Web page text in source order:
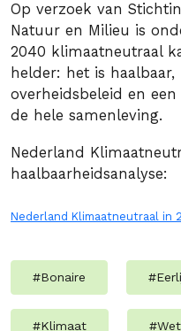
Op verzoek van
Natuur en Milieu is
2040 klimaatneutraal
helder: het is
overheidsbeleid en
de hele samenleving.
Nederland
haalbaarheidsanalyse:
Nederland Klimaatneutraal in
#Bonaire #
#Klimaat #